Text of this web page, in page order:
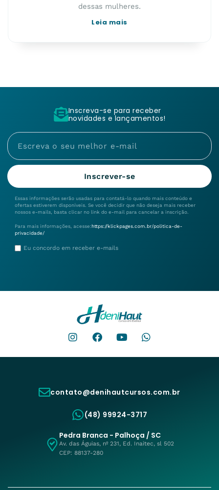
dessas mulheres.
Leia mais
Inscreva-se para receber
novidades e lançamentos!
Inscrever-se
Essas informações serão usadas para contatá-lo quando mais conteúdo e
ofertas estiverem disponíveis. Se você decidir que não deseja mais receber
nossos e-mails, basta clicar no link do e-mail para cancelar a inscrição.
Para mais informações, acesse:https://klickpages.com.br/politica-de-
privacidade/
Eu concordo em receber e-mails
contato@denihautcursos.com.br
(48) 99924-3717
Pedra Branca - Palhoça / SC
Av. das Águias, nº 231, Ed. Inaitec, sl 502
CEP: 88137-280